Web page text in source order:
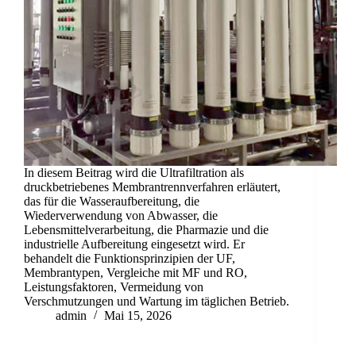
In diesem Beitrag wird die Ultrafiltration als
druckbetriebenes Membrantrennverfahren erläutert,
das für die Wasseraufbereitung, die
Wiederverwendung von Abwasser, die
Lebensmittelverarbeitung, die Pharmazie und die
industrielle Aufbereitung eingesetzt wird. Er
behandelt die Funktionsprinzipien der UF,
Membrantypen, Vergleiche mit MF und RO,
Leistungsfaktoren, Vermeidung von
Verschmutzungen und Wartung im täglichen Betrieb.
admin
Mai 15, 2026